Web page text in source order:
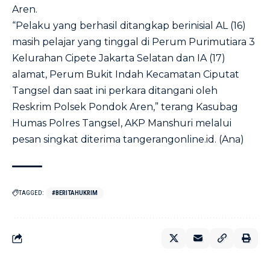
Aren.
“Pelaku yang berhasil ditangkap berinisial AL (16)
masih pelajar yang tinggal di Perum Purimutiara 3
Kelurahan Cipete Jakarta Selatan dan IA (17)
alamat, Perum Bukit Indah Kecamatan Ciputat
Tangsel dan saat ini perkara ditangani oleh
Reskrim Polsek Pondok Aren,” terang Kasubag
Humas Polres Tangsel, AKP Manshuri melalui
pesan singkat diterima tangerangonline.id. (Ana)
TAGGED: #BERITAHUKRIM